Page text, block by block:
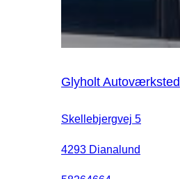
Glyholt Autoværksted
Skellebjergvej 5
4293 Dianalund